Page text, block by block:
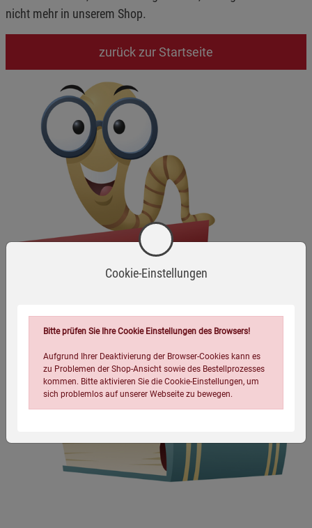
nicht mehr in unserem Shop.
zurück zur Startseite
Cookie-Einstellungen
Bitte prüfen Sie Ihre Cookie Einstellungen des Browsers!
Aufgrund Ihrer Deaktivierung der Browser-Cookies kann es
zu Problemen der Shop-Ansicht sowie des Bestellprozesses
kommen. Bitte aktivieren Sie die Cookie-Einstellungen, um
sich problemlos auf unserer Webseite zu bewegen.